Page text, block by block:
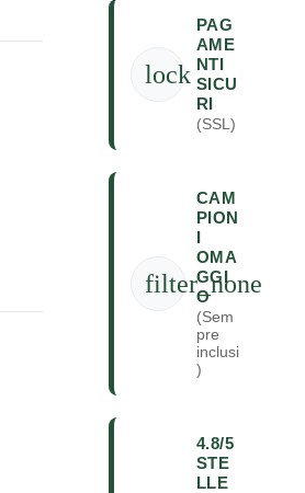
lock
PAG
AME
NTI
SICU
RI
(SSL)
filter_none
CAM
PION
I
OMA
GGI
O
(Sem
pre
inclusi
)
4.8/5
STE
LLE